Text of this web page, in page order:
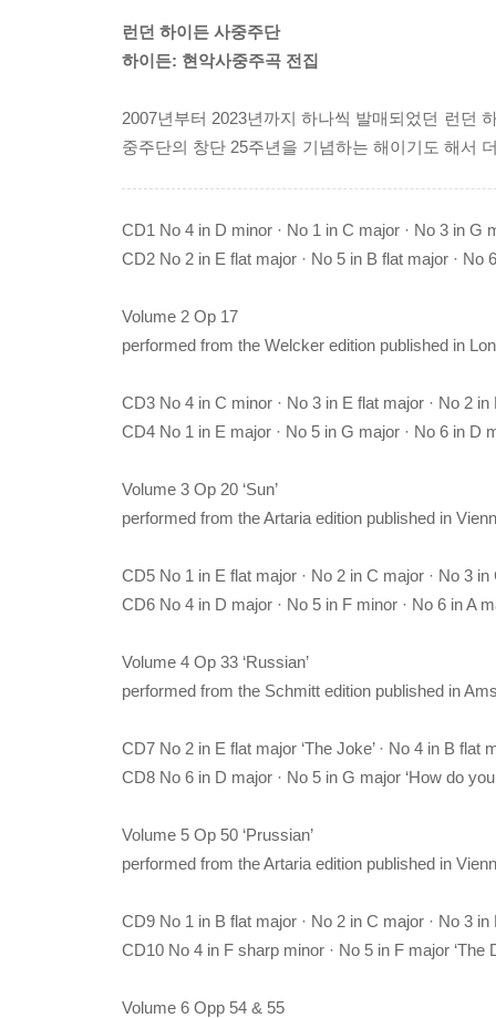
런던 하이든 사중주단
하이든: 현악사중주곡 전집
2007년부터 2023년까지 하나씩 발매되었던 런던
중주단의 창단 25주년을 기념하는 해이기도 해서
CD1 No 4 in D minor · No 1 in C major · No 3 in G
CD2 No 2 in E flat major · No 5 in B flat major · No
Volume 2 Op 17
performed from the Welcker edition published in
CD3 No 4 in C minor · No 3 in E flat major · No 2 in
CD4 No 1 in E major · No 5 in G major · No 6 in D
Volume 3 Op 20 ‘Sun’
performed from the Artaria edition published in
CD5 No 1 in E flat major · No 2 in C major · No 3 in
CD6 No 4 in D major · No 5 in F minor · No 6 in A
Volume 4 Op 33 ‘Russian’
performed from the Schmitt edition published in
CD7 No 2 in E flat major ‘The Joke’ · No 4 in B flat
CD8 No 6 in D major · No 5 in G major ‘How do
Volume 5 Op 50 ‘Prussian’
performed from the Artaria edition published in
CD9 No 1 in B flat major · No 2 in C major · No 3 in
CD10 No 4 in F sharp minor · No 5 in F major ‘The
Volume 6 Opp 54 & 55